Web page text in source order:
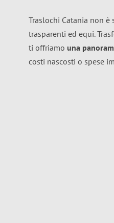
Traslochi Catania non
trasparenti ed equi.
ti offriamo una
costi nascosti o spese